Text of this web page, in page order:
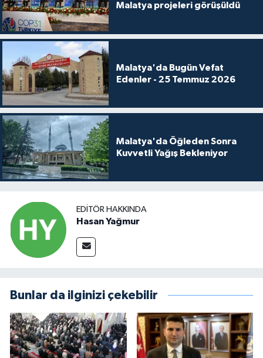
Malatya projeleri görüşüldü
Malatya'da Bugün Vefat
Edenler - 25 Temmuz 2026
Malatya'da Öğleden Sonra
Kuvvetli Yağış Bekleniyor
EDITÖR HAKKINDA
Hasan Yağmur
Bunlar da ilginizi çekebilir